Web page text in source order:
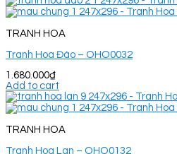
TRANH HOA
Tranh Hoa Đào – OHO0032
1.680.000₫
Add to cart
TRANH HOA
Tranh Hoa Lan – OHO0132